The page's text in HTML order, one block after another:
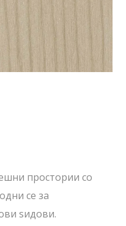
простории со
се за
ѕидови.